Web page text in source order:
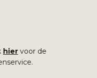
hier voor de